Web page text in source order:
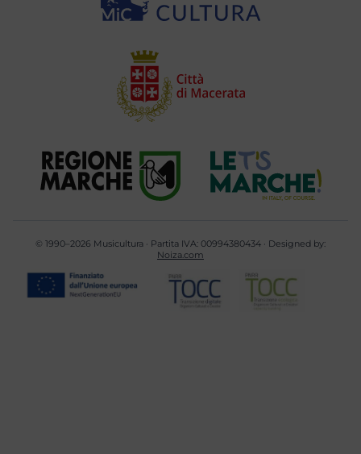
© 1990–2026 Musicultura · Partita IVA: 00994380434 · Designed by:
Noiza.com